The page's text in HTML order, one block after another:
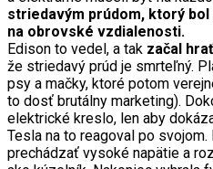
striedavým prúdom, ktorý
na obrovské vzdialenosti.
Edison to vedel, a tak začal
že striedavý prúd je smrteľný.
psy a mačky, ktoré potom
to dosť brutálny marketing).
elektrické kreslo, len aby
Tesla na to reagoval po
prechádzať vysoké napätie a